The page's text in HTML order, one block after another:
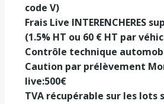
code V)
Frais Live INTERENCHERES
(1.5% HT ou 60 € HT par
Contrôle technique
Caution par prélèvement
live:500€
TVA récupérable sur les lots